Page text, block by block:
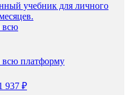
учебник для личного
всю
всю платформу
937 ₽